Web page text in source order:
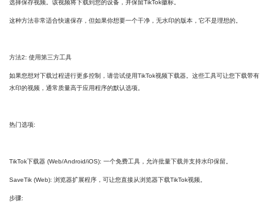
选择保存视频。该视频将下载到您的设备，并保留TikTok徽标。
这种方法非常适合快速保存，但如果你想要一个干净，无水印的版本，它不是理想的。
方法2: 使用第三方工具
如果您想对下载过程进行更多控制，请尝试使用TikTok视频下载器。这些工具可让您下载带有
水印的视频，通常质量高于应用程序的默认选项。
热门选项:
TikTok下载器 (Web/Android/iOS): 一个免费工具，允许批量下载并支持水印保留。
SaveTik (Web): 浏览器扩展程序，可让您直接从浏览器下载TikTok视频。
步骤: